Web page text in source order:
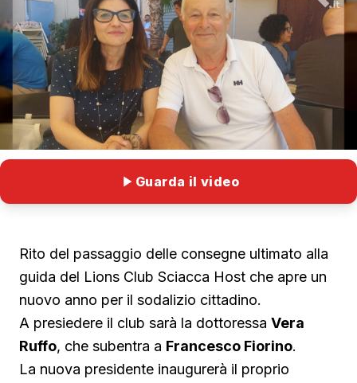
Guarda il video
Rito del passaggio delle consegne ultimato alla
guida del Lions Club Sciacca Host che apre un
nuovo anno per il sodalizio cittadino.
A presiedere il club sarà la dottoressa Vera
Ruffo, che subentra a Francesco Fiorino.
La nuova presidente inaugurerà il proprio